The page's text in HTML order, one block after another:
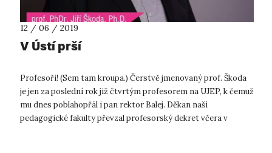
12 / 06 / 2019
V Ústí prší
Profesoři! (Sem tam kroupa.) Čerstvě jmenovaný prof. Škoda
je jen za poslední rok již čtvrtým profesorem na UJEP, k čemuž
mu dnes poblahopřál i pan rektor Balej. Děkan naší
pedagogické fakulty převzal profesorský dekret včera v